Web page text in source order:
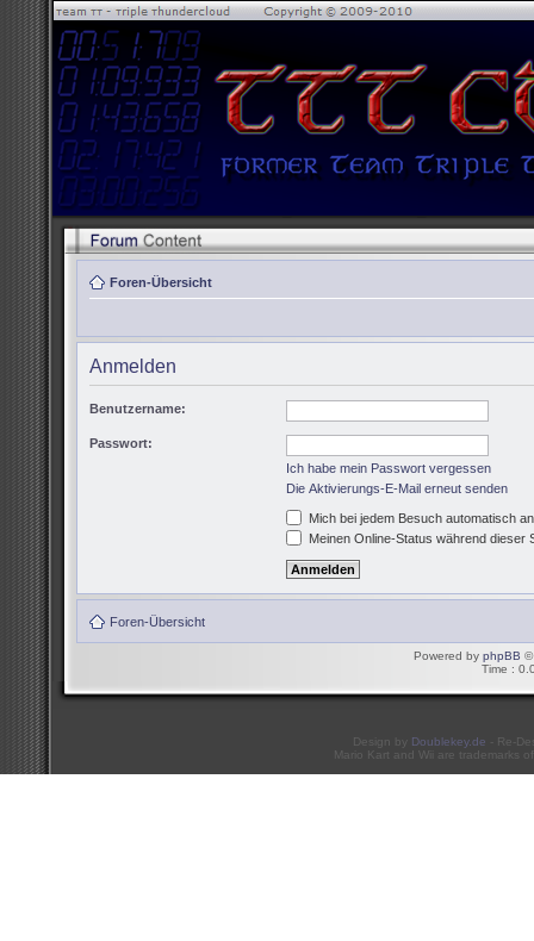
Foren-Übersicht
Anmelden
Benutzername:
Passwort:
Ich habe mein Passwort vergessen
Die Aktivierungs-E-Mail erneut senden
Mich bei jedem Besuch automatisch
Meinen Online-Status während dieser
Foren-Übersicht
Powered by phpBB ©
Time :
Design by Doublekey.de - Re-
Mario Kart and Wii are trademarks